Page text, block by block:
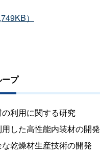
）
プ
利用に関する研究
した高性能内装材の開発
乾燥材生産技術の開発